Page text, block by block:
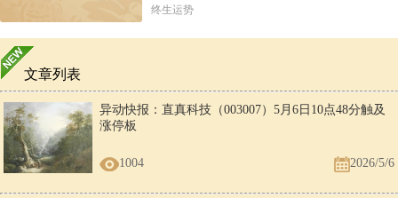
终生运势
文章列表
异动快报：直真科技（003007）5月6日10点48分触及
涨停板
1004 2026/5/6